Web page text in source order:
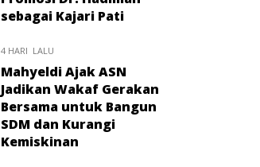
sebagai Kajari Pati
4 HARI LALU
Mahyeldi Ajak ASN
Jadikan Wakaf Gerakan
Bersama untuk Bangun
SDM dan Kurangi
Kemiskinan